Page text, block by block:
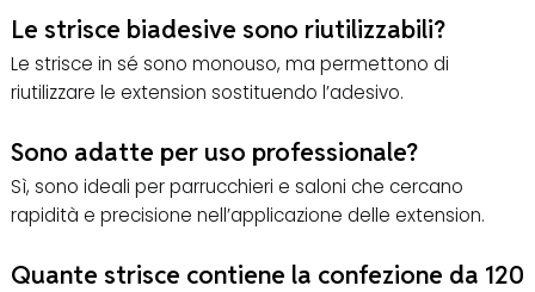
Le strisce biadesive sono riutilizzabili?
Le strisce in sé sono monouso, ma permettono di
riutilizzare le extension sostituendo l’adesivo.
Sono adatte per uso professionale?
Sì, sono ideali per parrucchieri e saloni che cercano
rapidità e precisione nell’applicazione delle extension.
Quante strisce contiene la confezione da 120